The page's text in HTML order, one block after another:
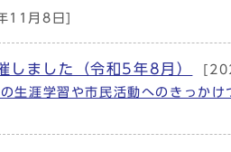
11月8日]
しました（令和5年8月）
生涯学習や市民活動へのきっかけ